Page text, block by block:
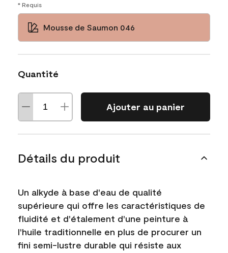
* Requis
Mousse de Saumon 046
Quantité
Ajouter au panier
Détails du produit
Un alkyde à base d'eau de qualité
supérieure qui offre les caractéristiques de
fluidité et d'étalement d'une peinture à
l'huile traditionnelle en plus de procurer un
fini semi-lustre durable qui résiste aux